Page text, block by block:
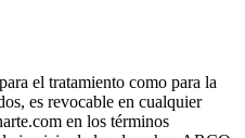
el tratamiento como para la
es revocable en cualquier
en los términos